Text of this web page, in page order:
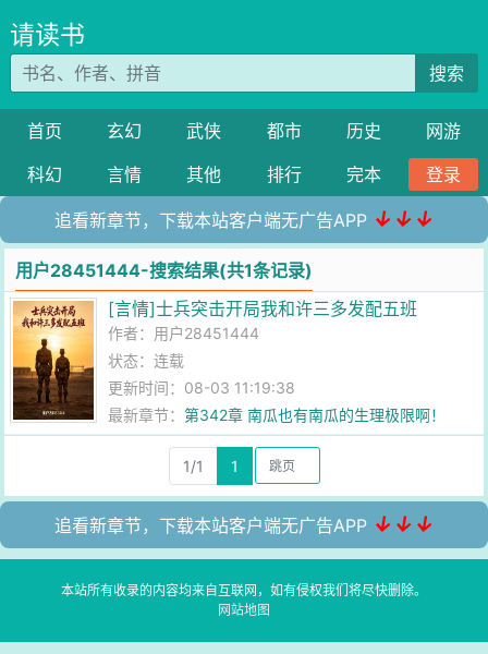
请读书
搜索
首页 玄幻 武侠 都市 历史
网游
科幻
言情 其他 排行 完本 登录
追看新章节，下载本站客户端无广告APP ↓↓↓
用户28451444-搜索结果(共1条记录)
[言情]士兵突击开局我和许三多发配五班
作者： 用户28451444
状态：连载
更新时间：08-03 11:19:38
最新章节：第342章 南瓜也有南瓜的生理极限啊！
1/1 1
追看新章节，下载本站客户端无广告APP ↓↓↓
本站所有收录的内容均来自互联网，如有侵权我们将尽快删除。
网站地图